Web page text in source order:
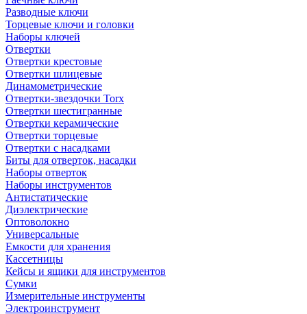
Разводные ключи
Торцевые ключи и головки
Наборы ключей
Отвертки
Отвертки крестовые
Отвертки шлицевые
Динамометрические
Отвертки-звездочки Torx
Отвертки шестигранные
Отвертки керамические
Отвертки торцевые
Отвертки с насадками
Биты для отверток, насадки
Наборы отверток
Наборы инструментов
Антистатические
Диэлектрические
Оптоволокно
Универсальные
Емкости для хранения
Кассетницы
Кейсы и ящики для инструментов
Сумки
Измерительные инструменты
Электроинструмент